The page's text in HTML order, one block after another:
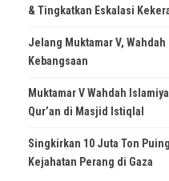
& Tingkatkan Eskalasi
Jelang Muktamar V,
Kebangsaan
Muktamar V Wahdah
Qur’an di Masjid Istiqlal
Singkirkan 10 Juta Ton
Kejahatan Perang di Gaza